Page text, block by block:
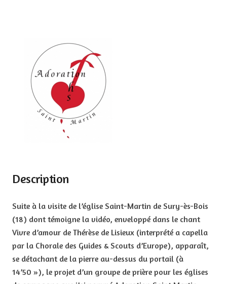
Description
Suite à la visite de l’église Saint-Martin de Sury-ès-Bois
(18) dont témoigne la vidéo, enveloppé dans le chant
Vivre d’amour de Thérèse de Lisieux (interprété a capella
par la Chorale des Guides & Scouts d’Europe), apparaît,
se détachant de la pierre au-dessus du portail (à
14’50 »), le projet d’un groupe de prière pour les églises